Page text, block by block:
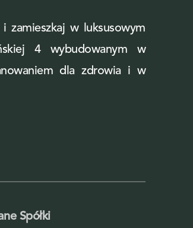
zamieszkaj w luksusowym
4 wybudowanym w
dla zdrowia i w
Spółki